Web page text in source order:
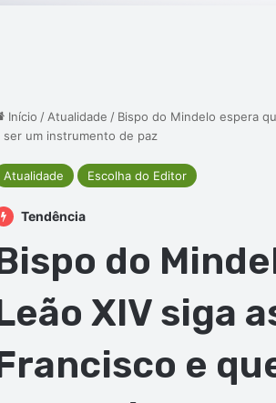
Início / Atualidade / Bispo do Mindelo espera
ser um instrumento de paz
Atualidade Escolha do Editor
Tendência
do
XIV siga
e